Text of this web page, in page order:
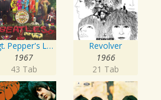
Sgt. Pepper's Lonely Hearts Club Band
1967
43 Tab
Revolver
1966
21 Tab